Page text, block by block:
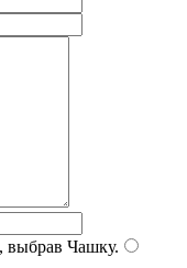
выбрав Чашку.